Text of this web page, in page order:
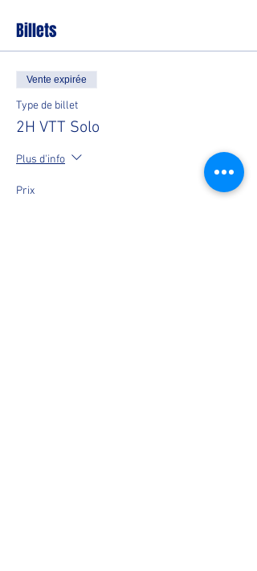
Billets
Vente expirée
Type de billet
2H VTT Solo
Plus d'info
Prix